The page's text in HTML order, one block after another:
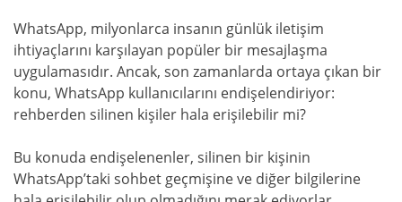
WhatsApp, milyonlarca insanın günlük iletişim
ihtiyaçlarını karşılayan popüler bir mesajlaşma
uygulamasıdır. Ancak, son zamanlarda ortaya çıkan bir
konu, WhatsApp kullanıcılarını endişelendiriyor:
rehberden silinen kişiler hala erişilebilir mi?
Bu konuda endişelenenler, silinen bir kişinin
WhatsApp’taki sohbet geçmişine ve diğer bilgilerine